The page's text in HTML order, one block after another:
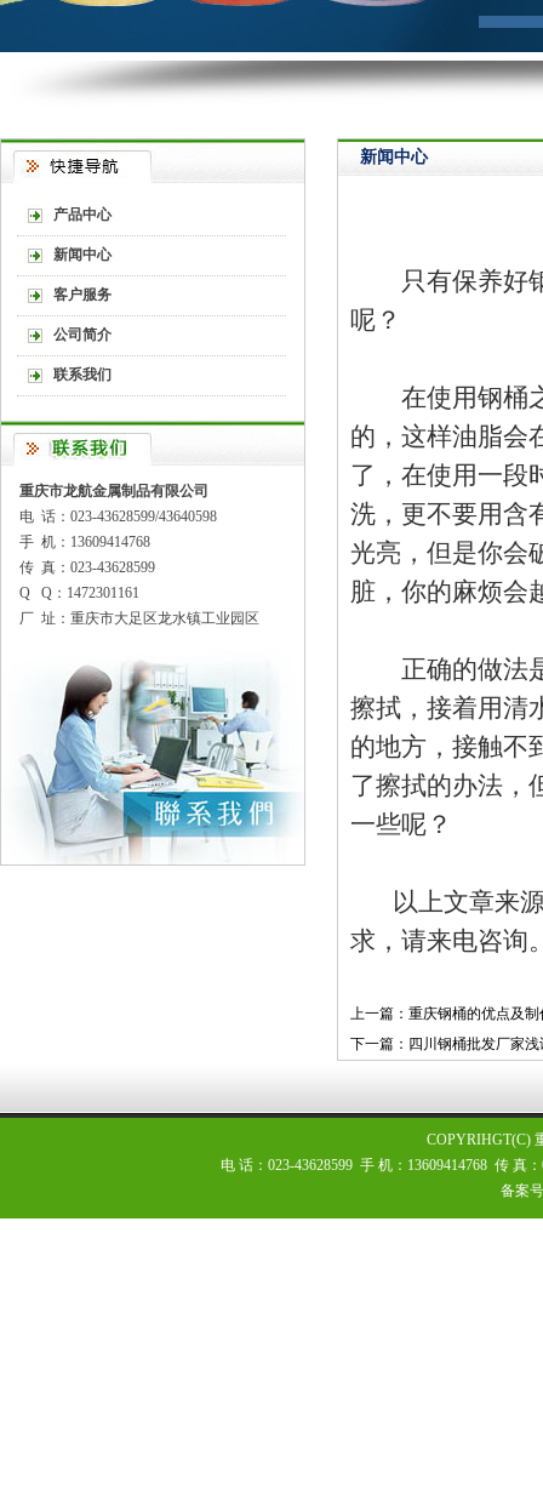
产品中心
新闻中心
客户服务
公司简介
联系我们
重庆市龙航金属制品有限公司
电 话：023-43628599/43640598
手 机：13609414768
传 真：023-43628599
Q Q：1472301161
厂 址：重庆市大足区龙水镇工业园区
新闻中心
只有保养好钢
呢？
在使用钢桶之
的，这样油脂会
了，在使用一段
洗，更不要用含
光亮，但是你会
脏，你的麻烦会
正确的做法是
擦拭，接着用清
的地方，接触不
了擦拭的办法，
一些呢？
以上文章来
求，请来电咨询
上一篇：重庆钢桶的优点及制
下一篇：四川钢桶批发厂家
COPYRIHGT(C)
电 话：023-43628599 手 机：13609414768 传 真
备案